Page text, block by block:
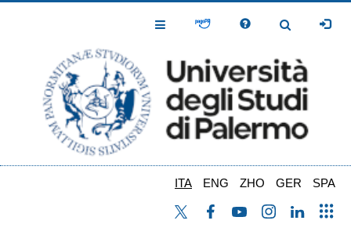
Toggle
Toggle
ITA ENG ZHO GER SPA